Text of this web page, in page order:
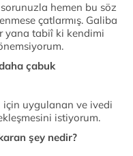
hemen bu söz
çatlarmış. Galiba
yana tabiî ki kendimi
çabuk
için uygulanan ve ivedi
istiyorum.
şey nedir?